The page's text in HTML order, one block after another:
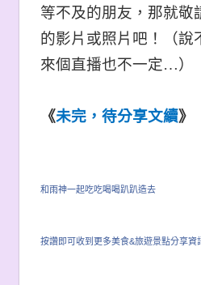
等不及的朋友，那就敬
的影片或照片吧！（說
來個直播也不一定…）
《未完，待分享文續》
和雨神一起吃吃喝喝趴趴造去
按讚即可收到更多美食&旅遊景點分享資